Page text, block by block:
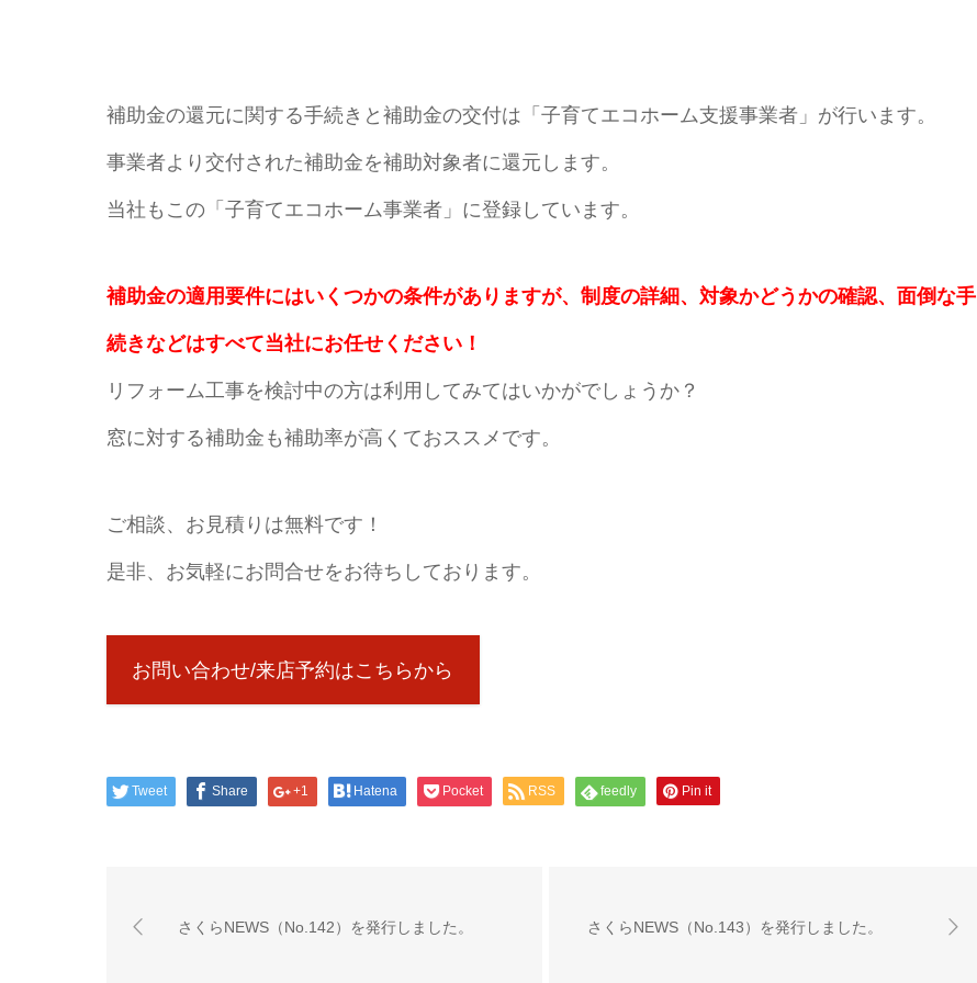
補助金の還元に関する手続きと補助金の交付は「子育てエコホーム支援事業者」が行います。
事業者より交付された補助金を補助対象者に還元します。
当社もこの「子育てエコホーム事業者」に登録しています。
補助金の適用要件にはいくつかの条件がありますが、制度の詳細、対象かどうかの確認、面倒な手
続きなどはすべて当社にお任せください！
リフォーム工事を検討中の方は利用してみてはいかがでしょうか？
窓に対する補助金も補助率が高くておススメです。
ご相談、お見積りは無料です！
是非、お気軽にお問合せをお待ちしております。
お問い合わせ/来店予約はこちらから
Tweet Share +1 Hatena Pocket RSS feedly Pin it
さくらNEWS（No.142）を発行しました。 さくらNEWS（No.143）を発行しました。